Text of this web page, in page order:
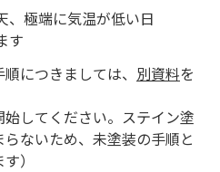
、極端に気温が低い日
す
につきましては、 別資料を
始してください。ステイン塗
ないため、未塗装の手順と
）